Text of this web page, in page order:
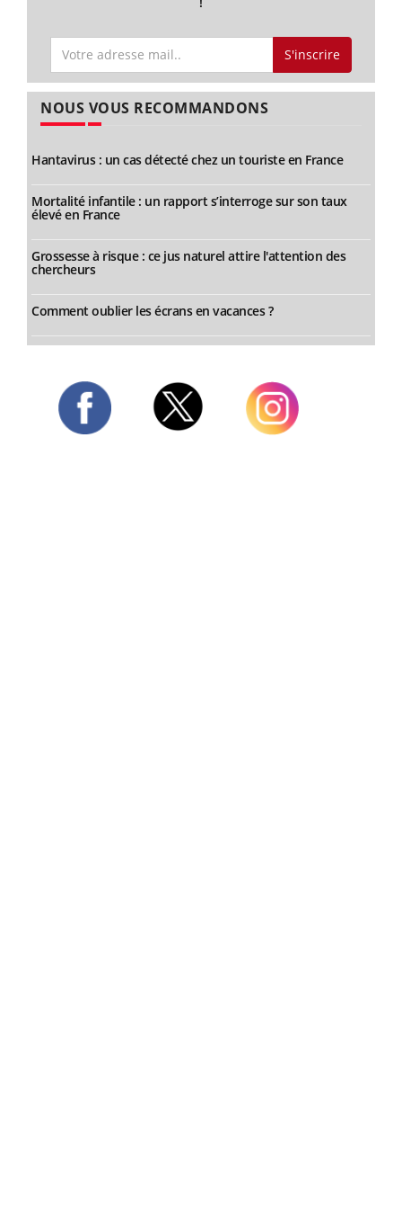
S'inscrire
NOUS VOUS RECOMMANDONS
Hantavirus : un cas détecté chez un touriste en France
Mortalité infantile : un rapport s’interroge sur son taux
élevé en France
Grossesse à risque : ce jus naturel attire l'attention des
chercheurs
Comment oublier les écrans en vacances ?